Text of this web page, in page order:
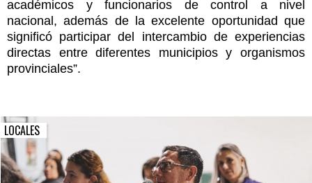
académicos y funcionarios de control a nivel
nacional, además de la excelente oportunidad que
significó participar del intercambio de experiencias
directas entre diferentes municipios y organismos
provinciales”.
LOCALES